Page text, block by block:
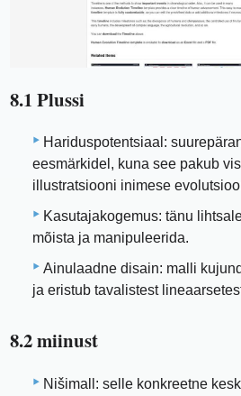
8.1 Plussi
Hariduspotentsiaal:
eesmärkidel, kuna see pakub
illustratsiooni inimese
Kasutajakogemus: tänu
mõista ja manipuleerida.
Ainulaadne disain: malli
ja eristub tavalistest
8.2 miinust
Nišimall: selle konkreetne